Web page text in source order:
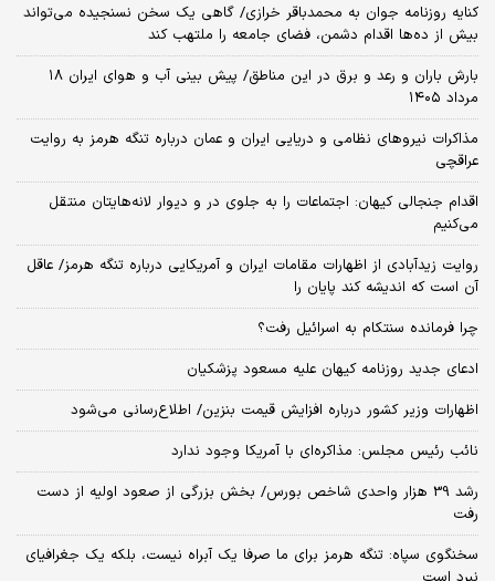
کنایه روزنامه جوان به محمدباقر خرازی/ گاهی یک سخن نسنجیده می‌تواند
بیش از ده‌ها اقدام دشمن، فضای جامعه را ملتهب کند
بارش باران و رعد و برق در این مناطق/ پیش بینی آب و هوای ایران ۱۸
مرداد ۱۴۰۵
مذاکرات نیروهای نظامی و دریایی ایران و عمان درباره تنگه هرمز به روایت
عراقچی
اقدام جنجالی کیهان: اجتماعات را به جلوی در و دیوار لانه‌هایتان منتقل
می‌کنیم
روایت زیدآبادی از اظهارات مقامات ایران و آمریکایی درباره تنگه هرمز/ عاقل
آن است که اندیشه کند پایان را
چرا فرمانده سنتکام به اسرائیل رفت؟
ادعای جدید روزنامه کیهان علیه مسعود پزشکیان
اظهارات وزیر کشور درباره افزایش قیمت بنزین/ اطلاع‌رسانی می‌شود
نائب رئیس مجلس: مذاکره‌ای با آمریکا وجود ندارد
رشد 39 هزار واحدی شاخص بورس/ بخش بزرگی از صعود اولیه از دست
رفت
سخنگوی سپاه: تنگه هرمز برای ما صرفا یک آبراه نیست، بلکه یک جغرافیای